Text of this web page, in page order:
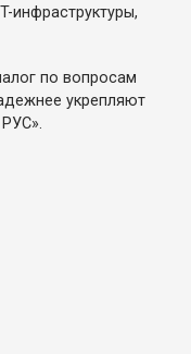
инфраструктуры,
по вопросам
укрепляют